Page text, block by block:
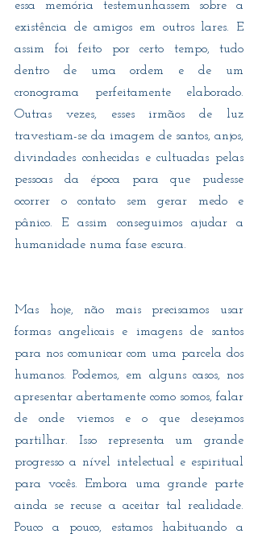
essa memória testemunhassem sobre a
existência de amigos em outros lares. E
assim foi feito por certo tempo, tudo
dentro de uma ordem e de um
cronograma perfeitamente elaborado.
Outras vezes, esses irmãos de luz
travestiam-se da imagem de santos, anjos,
divindades conhecidas e cultuadas pelas
pessoas da época para que pudesse
ocorrer o contato sem gerar medo e
pânico. E assim conseguimos ajudar a
humanidade numa fase escura.
Mas hoje, não mais precisamos usar
formas angelicais e imagens de santos
para nos comunicar com uma parcela dos
humanos. Podemos, em alguns casos, nos
apresentar abertamente como somos, falar
de onde viemos e o que desejamos
partilhar. Isso representa um grande
progresso a nível intelectual e espiritual
para vocês. Embora uma grande parte
ainda se recuse a aceitar tal realidade.
Pouco a pouco, estamos habituando a